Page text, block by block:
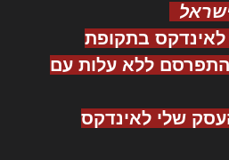
בתקופת
ללא עלות עם
שלי לאינדקס